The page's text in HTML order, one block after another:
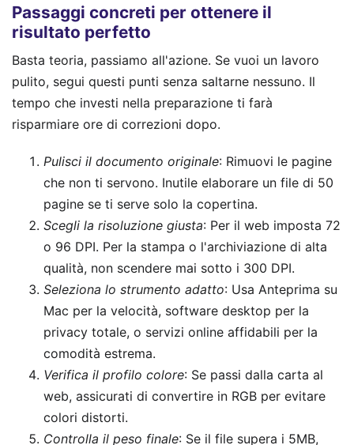
Passaggi concreti per ottenere il
risultato perfetto
Basta teoria, passiamo all'azione. Se vuoi un lavoro
pulito, segui questi punti senza saltarne nessuno. Il
tempo che investi nella preparazione ti farà
risparmiare ore di correzioni dopo.
Pulisci il documento originale: Rimuovi le pagine
che non ti servono. Inutile elaborare un file di 50
pagine se ti serve solo la copertina.
Scegli la risoluzione giusta: Per il web imposta 72
o 96 DPI. Per la stampa o l'archiviazione di alta
qualità, non scendere mai sotto i 300 DPI.
Seleziona lo strumento adatto: Usa Anteprima su
Mac per la velocità, software desktop per la
privacy totale, o servizi online affidabili per la
comodità estrema.
Verifica il profilo colore: Se passi dalla carta al
web, assicurati di convertire in RGB per evitare
colori distorti.
Controlla il peso finale: Se il file supera i 5MB,